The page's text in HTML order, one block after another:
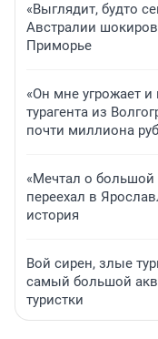
«Выглядит, будто
Австралии
Приморье
«Он мне угрожает
турагента из
почти миллиона
«Мечтал о большой
переехал в
история
Вой сирен, злые
самый большой
туристки